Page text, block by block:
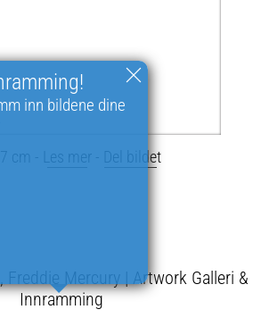
cm - Les mer Del bildet
inn bildene dine
Freddie Mercury | Artwork Galleri &
Innramming